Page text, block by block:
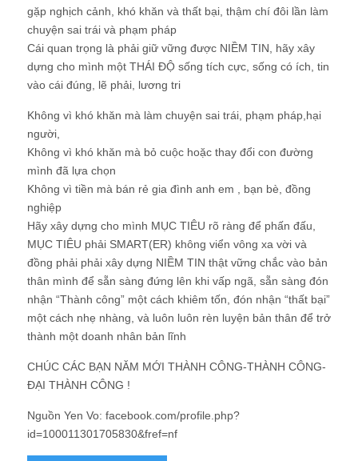
gặp nghịch cảnh, khó khăn và thất bại, thậm chí đôi lần làm
chuyện sai trái và phạm pháp
Cái quan trọng là phải giữ vững được NIỀM TIN, hãy xây
dựng cho mình một THÁI ĐỘ sống tích cực, sống có ích, tin
vào cái đúng, lẽ phải, lương tri
Không vì khó khăn mà làm chuyện sai trái, phạm pháp,hại
người,
Không vì khó khăn mà bỏ cuộc hoặc thay đổi con đường
mình đã lựa chọn
Không vì tiền mà bán rẻ gia đình anh em , bạn bè, đồng
nghiệp
Hãy xây dựng cho mình MỤC TIÊU rõ ràng để phấn đấu,
MỤC TIÊU phải SMART(ER) không viển vông xa vời và
đồng phải phải xây dựng NIỀM TIN thật vững chắc vào bản
thân mình để sẵn sàng đứng lên khi vấp ngã, sẵn sàng đón
nhận “Thành công” một cách khiêm tốn, đón nhận “thất bại”
một cách nhẹ nhàng, và luôn luôn rèn luyện bản thân để trở
thành một doanh nhân bản lĩnh
CHÚC CÁC BẠN NĂM MỚI THÀNH CÔNG-THÀNH CÔNG-
ĐẠI THÀNH CÔNG !
Nguồn Yen Vo: facebook.com/profile.php?
id=100011301705830&fref=nf